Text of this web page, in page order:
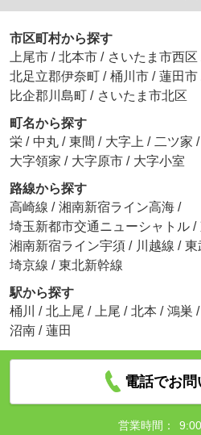
市区町村から探す
上尾市 / 北本市 / さいたま市西区
北足立郡伊奈町 / 桶川市 / 蓮田市
比企郡川島町 / さいたま市北区
町名から探す
栄 / 中丸 / 東間 / 大字上 / 二ツ家 /
大字領家 / 大字原市 / 大字小室
路線から探す
高崎線 / 湘南新宿ライン高海 /
埼玉新都市交通ニューシャトル /
湘南新宿ライン宇須 / 川越線 / 東
埼京線 / 東北新幹線
駅から探す
桶川
/ 北上尾 / 上尾 / 北本 / 鴻巣 /
沼南 / 蓮田
電話でお
営業時間：